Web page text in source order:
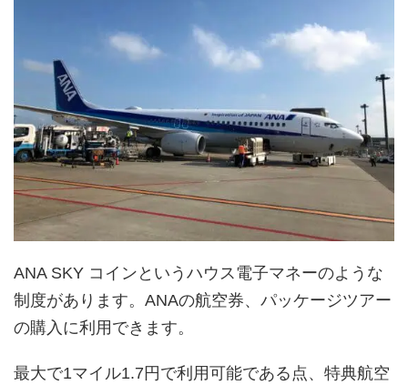
ANA SKY コインというハウス電子マネーのような
制度があります。ANAの航空券、パッケージツアー
の購入に利用できます。
最大で1マイル1.7円で利用可能である点、特典航空